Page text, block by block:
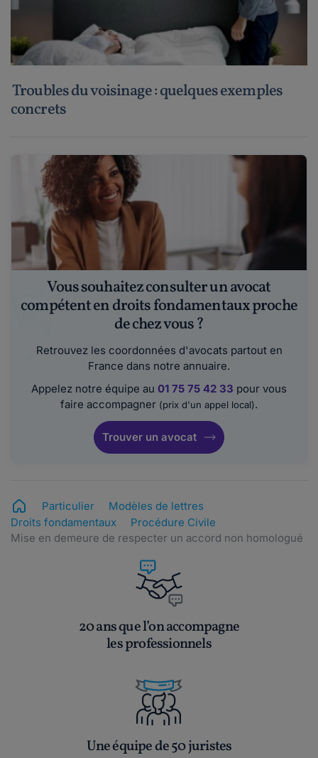
Troubles du voisinage : quelques exemples
concrets
Vous souhaitez consulter un avocat
compétent en droits fondamentaux proche
de chez vous ?
Retrouvez les coordonnées d'avocats partout en
France dans notre annuaire.
Appelez notre équipe au 01 75 75 42 33 pour vous
faire accompagner (prix d'un appel local).
Trouver un avocat
Particulier
Modèles de lettres
Droits fondamentaux
Procédure Civile
Mise en demeure de respecter un accord non homologué
20 ans que l’on accompagne
les professionnels
Une équipe de 50 juristes